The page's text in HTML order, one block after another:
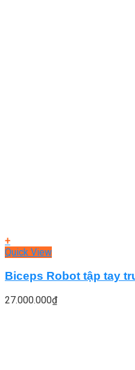
+
Quick View
Biceps Robot tập tay
27.000.000₫